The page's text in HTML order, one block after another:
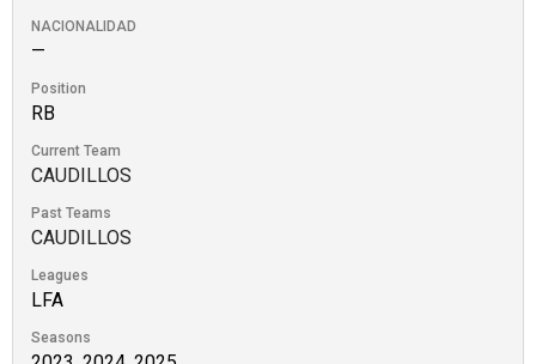
NACIONALIDAD
—
Position
RB
Current Team
CAUDILLOS
Past Teams
CAUDILLOS
Leagues
LFA
Seasons